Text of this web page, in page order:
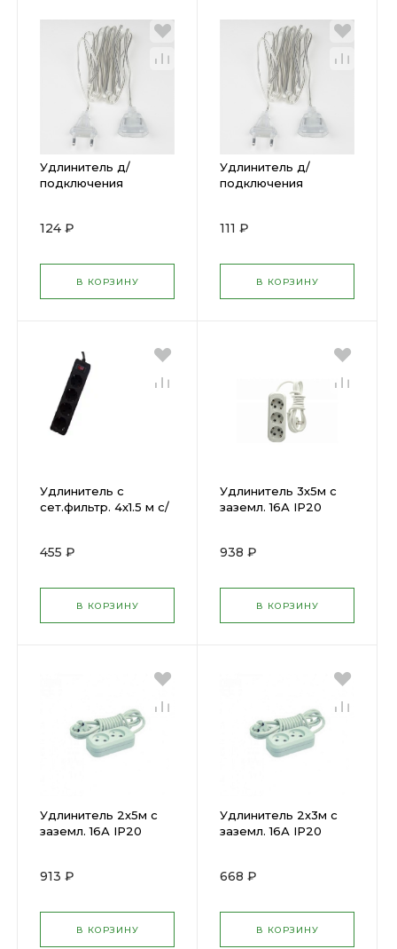
Удлинитель д/
подключения
UCX-Y25/10W-300
124 ₽
В КОРЗИНУ
Удлинитель д/
подключения
UCX-Y25/10W-200
111 ₽
В КОРЗИНУ
Удлинитель с
сет.фильтр. 4х1.5 м с/
455 ₽
В КОРЗИНУ
Удлинитель 3х5м с
заземл. 16А IP20
938 ₽
В КОРЗИНУ
Удлинитель 2х5м с
заземл. 16А IP20
913 ₽
В КОРЗИНУ
Удлинитель 2х3м с
заземл. 16А IP20
668 ₽
В КОРЗИНУ